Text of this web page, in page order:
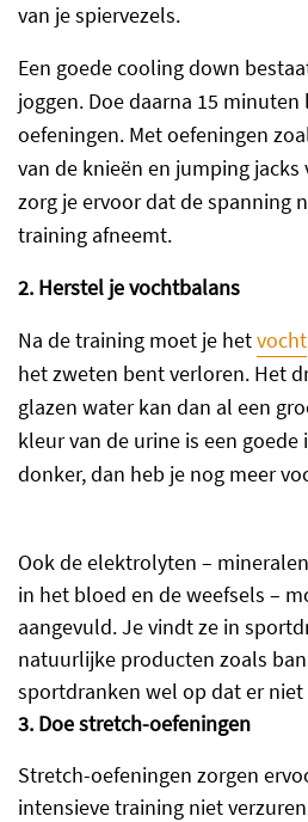
van je spiervezels.
Een goede cooling down
joggen. Doe daarna 15
oefeningen. Met oefeningen
van de knieën en jumping jacks
zorg je ervoor dat de spanning
training afneemt.
2. Herstel je vochtbalans
Na de training moet je hetvocht
het zweten bent verloren. Het
glazen water kan dan al een
kleur van de urine is een
donker, dan heb je nog meer
Ook de elektrolyten –
in het bloed en de weefsels –
aangevuld. Je vindt ze in
natuurlijke producten zoals
sportdranken wel op dat er
3. Doe stretch-oefeningen
Stretch-oefeningen zorgen
intensieve training niet